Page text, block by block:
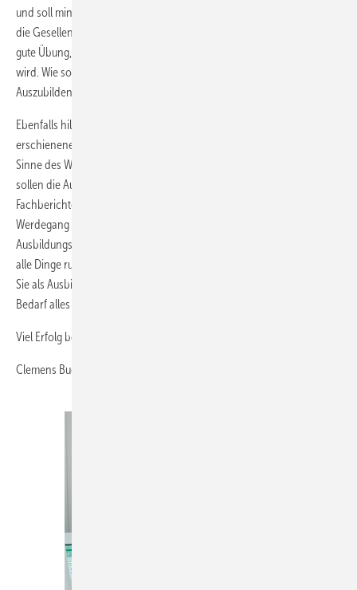
und soll mindestens einmal im Monat erfolgen. Zur Vorbereitung auf
die Gesellenprüfung ist die Erstellung von Fachberichten eine sehr
gute Übung, da auch hier die Planung von Arbeitsaufträgen gefordert
wird. Wie so etwas mustergültig auszusehen hat, erfahren
Auszubildende in der Lehrlingszeitschrift SBZ-Monteur.
Ebenfalls hilfreich ist der mittlerweile in der dritten Auflage
erschienene SHK-Ausbildungsordner, bei dem es sich im wahrsten
Sinne des Wortes um ein Ordnungsinstrument handelt. Bewahren
sollen die Auszubildenden darin, neben Ausbildungsnachweisen und
Fachberichten, Zertifikate und Zeugnisse, die den beruflichen
Werdegang dokumentieren, auch Ausbildungsvertrag,
Ausbildungsverordnung und Ausbildungsrahmenplan. So hat er stets
alle Dinge rund um die Ausbildung nachweislich zur Hand. Und auch
Sie als Ausbilder können sich im Rahmen der Berichtsheftkontrolle bei
Bedarf alles noch einmal komprimiert vor Augen führen.
Viel Erfolg bei der Ausbildung Ihrer Lehrlinge wünscht Ihnen
Clemens Buchberger